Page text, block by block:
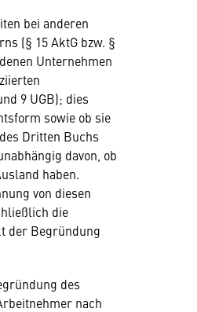
bei anderen
(§ 15 AktG bzw. §
Unternehmen
9 UGB); dies
sowie ob sie
Dritten Buchs
davon, ob
haben.
von diesen
die
der Begründung
des
nach